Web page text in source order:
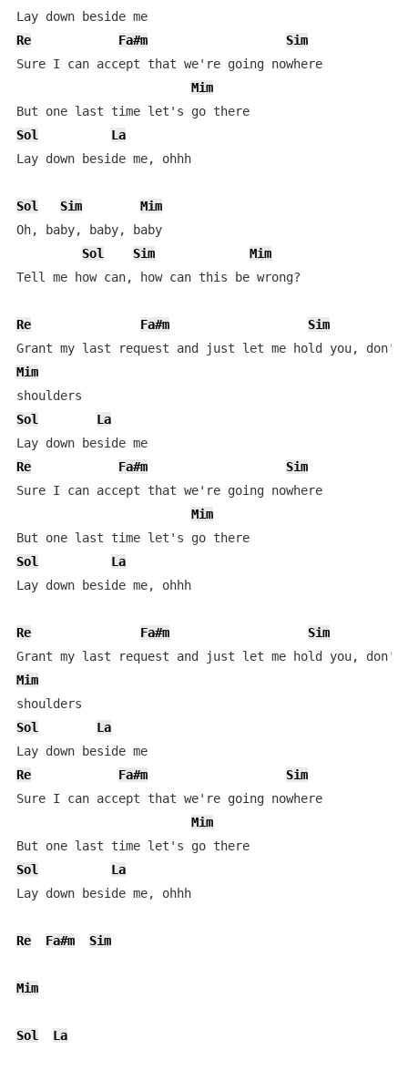
Re
Fa#m
Sim
Sure I can accept that we're going nowhere
Mim
Sol
La
Lay down beside me, ohhh
Sol Sim
Mim
Oh, baby, baby, baby
Sol
Sim
Mim
Tell me how can, how can this be wrong?
Re Fa#m Sim
Mim
Sol
La
Re
Fa#m
Sim
Sure I can accept that we're going nowhere
Mim
Sol
La
Lay down beside me, ohhh
Re Fa#m Sim
Mim
Sol
La
Re
Fa#m
Sim
Sure I can accept that we're going nowhere
Mim
Sol
La
Lay down beside me, ohhh
Re Fa#m Sim
Mim
Sol La